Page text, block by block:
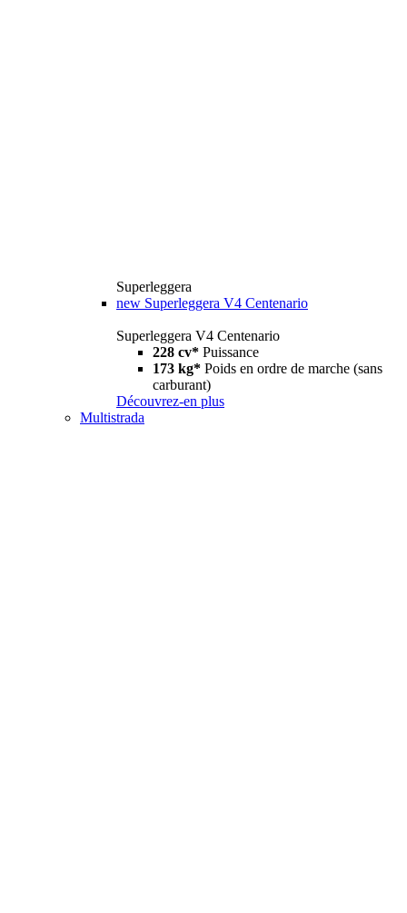
Superleggera
new Superleggera V4 Centenario
Superleggera V4 Centenario
228 cv* Puissance
173 kg* Poids en ordre de marche (sans
carburant)
Découvrez-en plus
Multistrada